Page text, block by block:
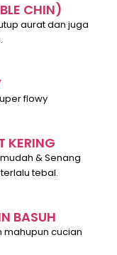
CHIN)
aurat dan juga
flowy
KERING
& Senang
tebal.
BASUH
mahupun cucian